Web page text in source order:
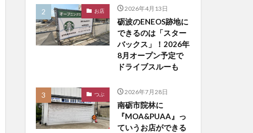
お店 2026年4月13日
砺波のENEOS跡地に
できるのは「スター
バックス」！2026年
8月オープン予定で
ドライブスルーも
つぶ 2026年7月28日
南砺市院林に
『MOA&PUAA』っ
ていうお店ができる